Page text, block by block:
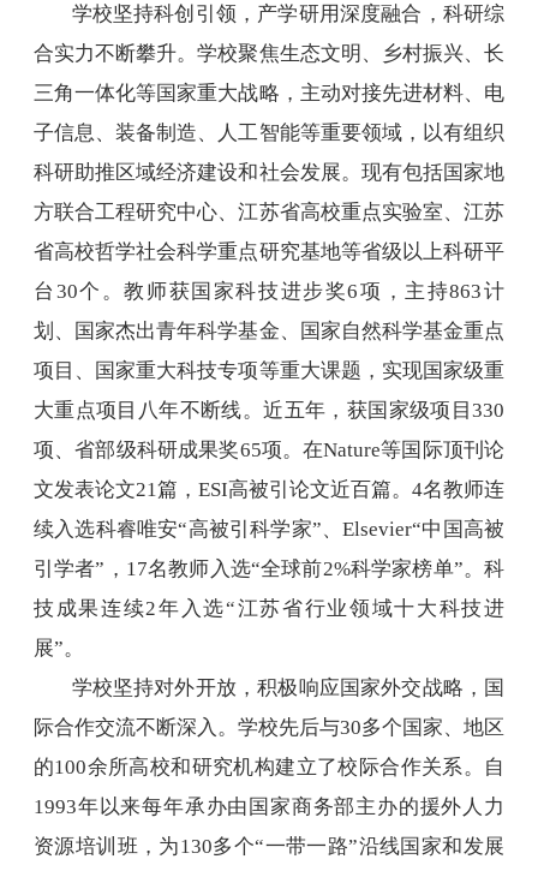
学校坚持科创引领，产学研用深度融合，科研综
合实力不断攀升。学校聚焦生态文明、乡村振兴、长
三角一体化等国家重大战略，主动对接先进材料、电
子信息、装备制造、人工智能等重要领域，以有组织
科研助推区域经济建设和社会发展。现有包括国家地
方联合工程研究中心、江苏省高校重点实验室、江苏
省高校哲学社会科学重点研究基地等省级以上科研平
台 30个。教师获国家科技进步奖6项，主持863计
划、国家杰出青年科学基金、国家自然科学基金重点
项目、国家重大科技专项等重大课题，实现国家级重
大重点项目八年不断线。近五年，获国家级项目330
项、省部级科研成果奖65项。在Nature等国际顶刊论
文发表论文21篇， ESI高被引论文近百篇。4名教师连
续入选科睿唯安“高被引科学家”、Elsevier“中国高被
引学者”， 17名教师入选“全球前2%科学家榜单”。科
技成果连续2年入选“江苏省行业领域十大科技进
展”。
学校坚持对外开放，积极响应国家外交战略，国
际合作交流不断深入。学校先后与30多个国家、地区
的100余所高校和研究机构建立了校际合作关系。自
1993年以来每年承办由国家商务部主办的援外人力
资源培训班，为130多个“一带一路”沿线国家和发展